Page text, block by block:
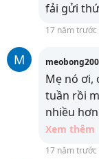
fải gửi
17 năm trước
M
Mẹ nó ơi,
tuần rồi
nhiều
Xem thêm
17 năm trước